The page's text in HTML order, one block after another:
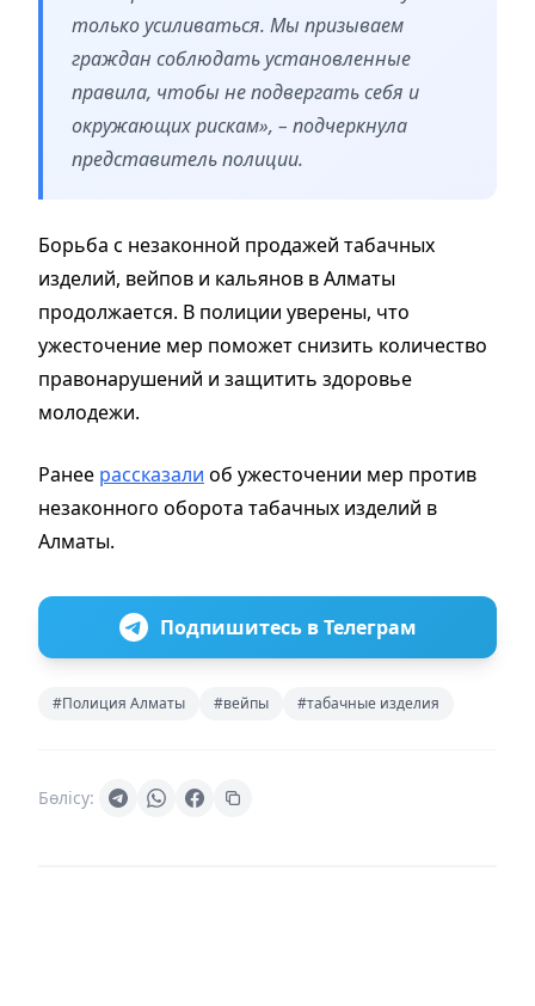
только усиливаться. Мы призываем
граждан соблюдать установленные
правила, чтобы не подвергать себя и
окружающих рискам», – подчеркнула
представитель полиции.
Борьба с незаконной продажей табачных
изделий, вейпов и кальянов в Алматы
продолжается. В полиции уверены, что
ужесточение мер поможет снизить количество
правонарушений и защитить здоровье
молодежи.
Ранее рассказали об ужесточении мер против
незаконного оборота табачных изделий в
Алматы.
Подпишитесь в Телеграм
#Полиция Алматы #вейпы #табачные изделия
Бөлісу: